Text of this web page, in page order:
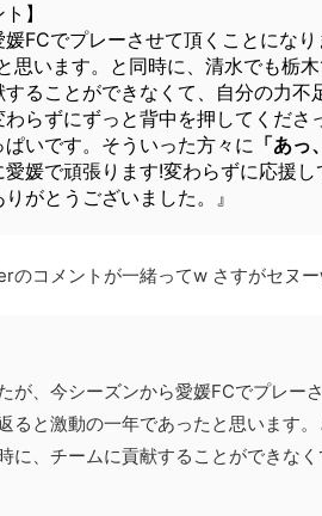
メント】
媛FCでプレーさせて頂くことにな
思います。と同時に、清水でも栃
ることができなくて、自分の力不
らずにずっと背中を押してくださ
いです。そういった方々に 「あ
媛で頑張ります!変わらずに応援し
がとうございました。』
のコメントが一緒ってw さすがセヌ
が、今シーズンから愛媛FCでプレー
ると激動の一年であったと思います
に、チームに貢献することができな